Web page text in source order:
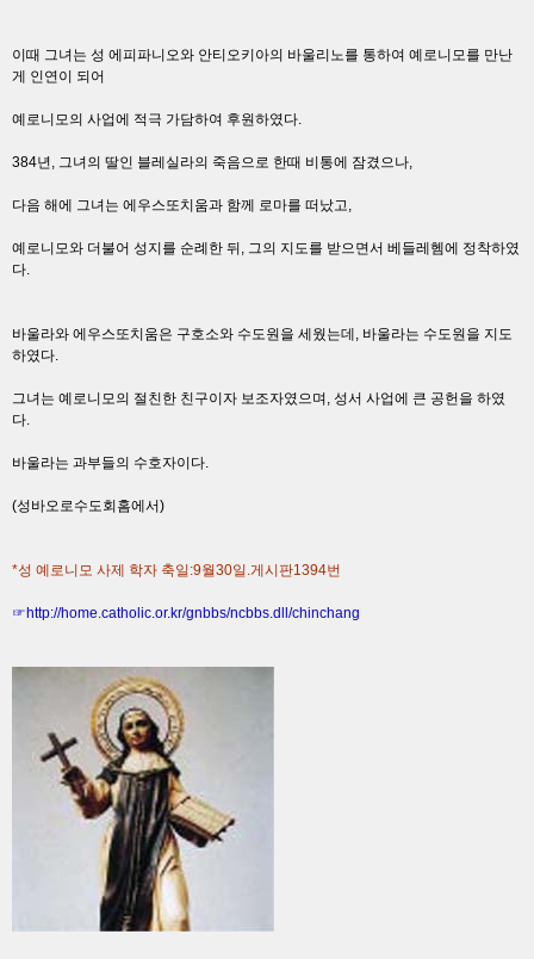
이때 그녀는 성 에피파니오와 안티오키아의 바울리노를 통하여 예로니모를 만난
게 인연이 되어
예로니모의 사업에 적극 가담하여 후원하였다.
384년, 그녀의 딸인 블레실라의 죽음으로 한때 비통에 잠겼으나,
다음 해에 그녀는 에우스또치움과 함께 로마를 떠났고,
예로니모와 더불어 성지를 순례한 뒤, 그의 지도를 받으면서 베들레헴에 정착하였
다.
바울라와 에우스또치움은 구호소와 수도원을 세웠는데, 바울라는 수도원을 지도
하였다.
그녀는 예로니모의 절친한 친구이자 보조자였으며, 성서 사업에 큰 공헌을 하였
다.
바울라는 과부들의 수호자이다.
(성바오로수도회홈에서)
*성 예로니모 사제 학자 축일:9월30일.게시판1394번
☞ http://home.catholic.or.kr/gnbbs/ncbbs.dll/chinchang